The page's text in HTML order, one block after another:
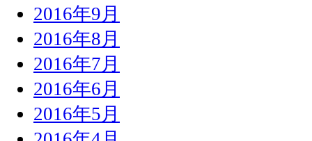
2016年9月
2016年8月
2016年7月
2016年6月
2016年5月